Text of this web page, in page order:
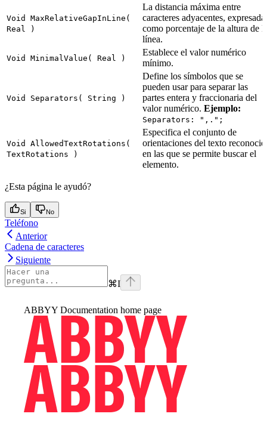
Void MaxRelativeGapInLine(
Real )
La distancia máxima entre
caracteres adyacentes, expresada
como porcentaje de la altura de
línea.
Void MinimalValue( Real )
Establece el valor numérico
mínimo.
Void Separators( String )
Define los símbolos que se
pueden usar para separar las
partes entera y fraccionaria del
valor numérico. Ejemplo:
Separators: ",.";
Void AllowedTextRotations(
TextRotations )
Especifica el conjunto de
orientaciones del texto
en las que se permite buscar el
elemento.
¿Esta página le ayudó?
Si No
Teléfono
Anterior
Cadena de caracteres
Siguiente
⌘I
ABBYY Documentation home page